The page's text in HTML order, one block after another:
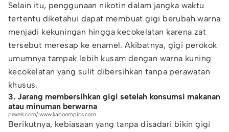
Selain itu, penggunaan nikotin dalam jangka waktu
tertentu diketahui dapat membuat gigi berubah warna
menjadi kekuningan hingga kecokelatan karena zat
tersebut meresap ke enamel. Akibatnya, gigi perokok
umumnya tampak lebih kusam dengan warna kuning
kecokelatan yang sulit dibersihkan tanpa perawatan
khusus.
3. Jarang membersihkan gigi setelah konsumsi makanan
atau minuman berwarna
pexels.com/ www.kaboompics.com
Berikutnya, kebiasaan yang tanpa disadari bikin gigi